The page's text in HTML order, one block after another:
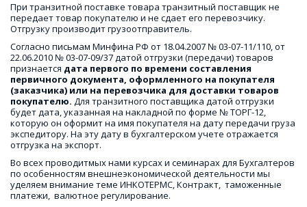
При транзитной поставке товара транзитный поставщик не
передает товар покупателю и не сдает его перевозчику.
Отгрузку производит грузоотправитель.
Согласно письмам Минфина РФ от 18.04.2007 № 03-07-11/110, от
22.06.2010 № 03-07-09/37 датой отгрузки (передачи) товаров
признается дата первого по времени составления
первичного документа, оформленного на покупателя
(заказчика) или на перевозчика для доставки товаров
покупателю. Для транзитного поставщика датой отгрузки
будет дата, указанная на накладной по форме № ТОРГ-12,
которую он оформит на имя покупателя на дату передачи груза
экспедитору. На эту дату в бухгалтерском учете отражается
отгрузка на экспорт.
Во всех проводитмых нами курсах и семинарах для Бухгалтеров
по особенностям внешнеэкономической деятельности мы
уделяем внимание теме ИНКОТЕРМС, Контракт,  таможенные
платежи,  валютное регулирование.